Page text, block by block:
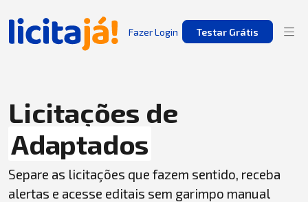
Fazer Login Testar Grátis
Licitações de
Adaptados
Separe as licitações que fazem sentido, receba
alertas e acesse editais sem garimpo manual